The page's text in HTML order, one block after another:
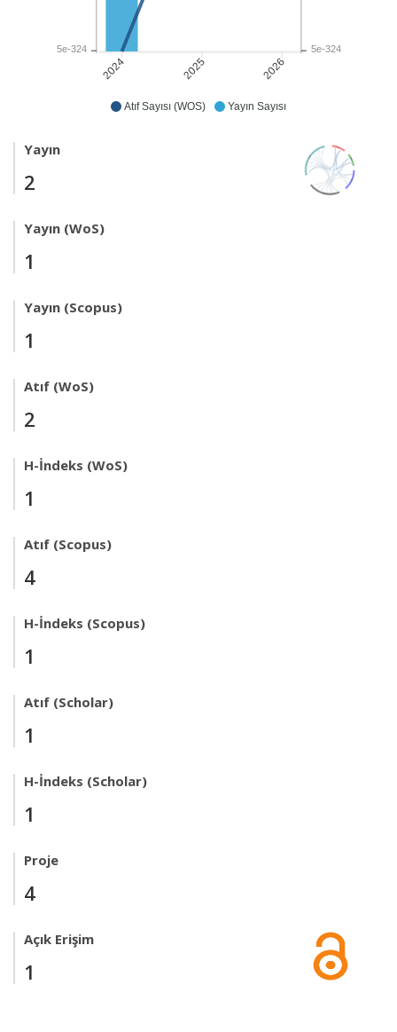
Atıf Sayısı (WOS) Yayın Sayısı
2024 2025 2026
5e-324
5e-324
Yayın
2
Yayın (WoS)
1
Yayın (Scopus)
1
Atıf (WoS)
2
H-İndeks (WoS)
1
Atıf (Scopus)
4
H-İndeks (Scopus)
1
Atıf (Scholar)
1
H-İndeks (Scholar)
1
Proje
4
Açık Erişim
1